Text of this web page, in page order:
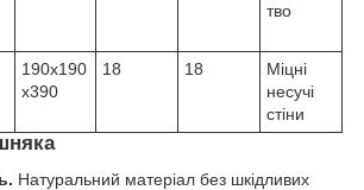
тво
190х190
х390
18 18
Міцні
несучі
стіни
Натуральний матеріал без шкідливих